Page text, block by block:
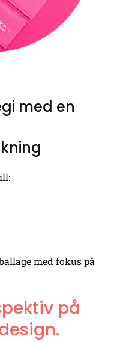
med en
med fokus på
på